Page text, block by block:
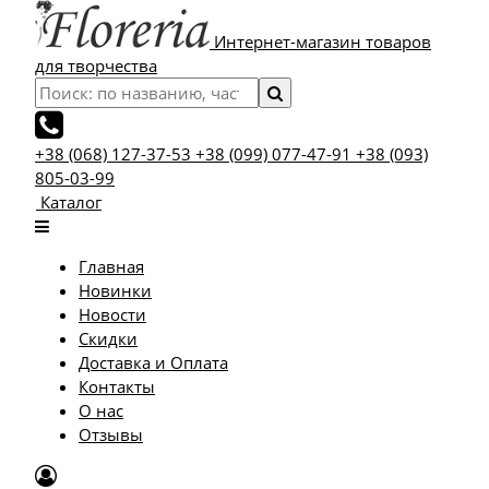
Интернет-магазин товаров
для творчества
+38 (068) 127-37-53 +38 (099) 077-47-91 +38 (093)
805-03-99
Каталог
Главная
Новинки
Новости
Скидки
Доставка и Оплата
Контакты
О нас
Отзывы